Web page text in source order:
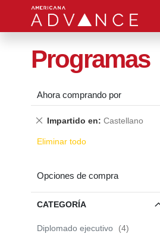
Programas
Ahora comprando por
Impartido en Castellano
Quitar
producto
Eliminar todo
Opciones de compra
CATEGORÍA
Diplomado ejecutivo 4items